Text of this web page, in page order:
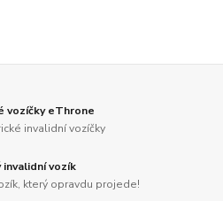
vozíčky eThrone
invalidní vozíčky
invalidní vozík
který opravdu projede!